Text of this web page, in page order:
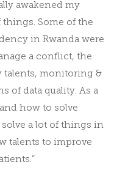
awakened my
Some of the
in Rwanda were
a conflict, the
talents, monitoring &
of data quality. As a
how to solve
a lot of things in
talents to improve